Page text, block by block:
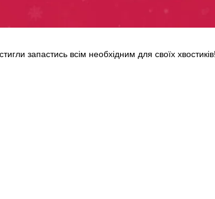
запастись всім необхідним для своїх хвостиків!